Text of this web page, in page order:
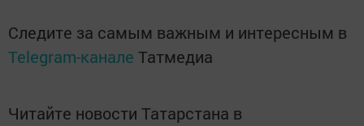
Следите за самым важным и интересным в
Telegram-канале Татмедиа
Читайте новости Татарстана в